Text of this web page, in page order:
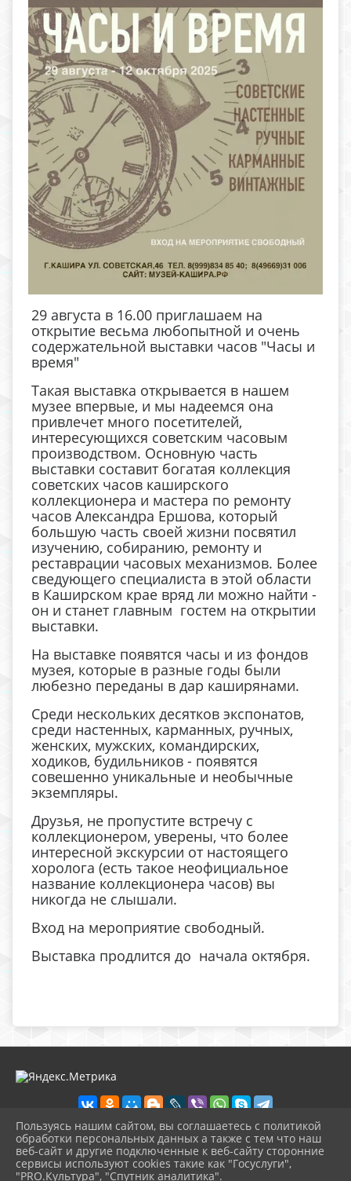
29 августа в 16.00 приглашаем на
открытие весьма любопытной и очень
содержательной выставки часов "Часы и
время"
Такая выставка открывается в нашем
музее впервые, и мы надеемся она
привлечет много посетителей,
интересующихся советским часовым
производством. Основную часть
выставки составит богатая коллекция
советских часов каширского
коллекционера и мастера по ремонту
часов Александра Ершова, который
большую часть своей жизни посвятил
изучению, собиранию, ремонту и
реставрации часовых механизмов. Более
сведующего специалиста в этой области
в Каширском крае вряд ли можно найти -
он и станет главным гостем на открытии
выставки.
На выставке появятся часы и из фондов
музея, которые в разные годы были
любезно переданы в дар каширянами.
Среди нескольких десятков экспонатов,
среди настенных, карманных, ручных,
женских, мужских, командирских,
ходиков, будильников - появятся
совешенно уникальные и необычные
экземпляры.
Друзья, не пропустите встречу с
коллекционером, уверены, что более
интересной экскурсии от настоящего
хоролога (есть такое неофициальное
название коллекционера часов) вы
никогда не слышали.
Вход на мероприятие свободный.
Выставка продлится до начала октября.
2026 г. музей-кашира.рф
Вход
Пользуясь нашим сайтом, вы соглашаетесь с политикой
обработки персональных данных а также с тем что наш
веб-сайт и другие подключенные к веб-сайту сторонние
сервисы используют cookies такие как "Госуслуги",
"PRO.Культура", "Спутник аналитика".